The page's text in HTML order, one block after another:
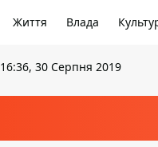
Життя Влада
16:36, 30 Серпня 2019